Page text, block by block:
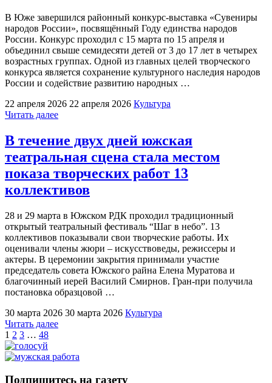
в
поддержку
СВО"
В Юже завершился районный конкурс-выставка «Сувениры
народов России», посвящённый Году единства народов
России. Конкурс проходил с 15 марта по 15 апреля и
объединил свыше семидесяти детей от 3 до 17 лет в четырех
возрастных группах. Одной из главных целей творческого
конкурса является сохранение культурного наследия народов
России и содействие развитию народных …
22 апреля 2026 22 апреля 2026 Культура
Читать далее"В
дети
создавали
народов
России"
В течение двух дней южская
театральная сцена стала местом
показа творческих работ 13
коллективов
28 и 29 марта в Южском РДК проходил традиционный
открытый театральный фестиваль “Шаг в небо”. 13
коллективов показывали свои творческие работы. Их
оценивали члены жюри – искусствоведы, режиссеры и
актеры. В церемонии закрытия принимали участие
председатель совета Южского райна Елена Муратова и
благочинный иерей Василий Смирнов. Гран-при получила
постановка образцовой …
30 марта 2026 30 марта 2026 Культура
Читать далее"В
дней
театральная
Пагинация
записей
1 2 3 … 48
Подпишитесь на газету